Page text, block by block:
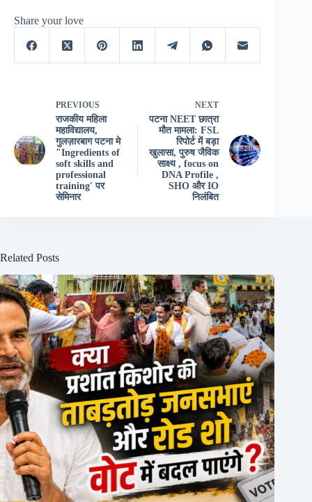
Share your love
PREVIOUS
राजकीय महिला
महाविद्यालय,
गुलज़ारबाग पटना मे
"Ingredients of
soft skills and
professional
training' पर
सेमिनार
NEXT
पटना NEET छात्रा
मौत मामला: FSL
रिपोर्ट में बड़ा
खुलासा, पुरुष जैविक
साक्ष्य , focus on
DNA Profile ,
SHO और IO
निलंबित
Related Posts